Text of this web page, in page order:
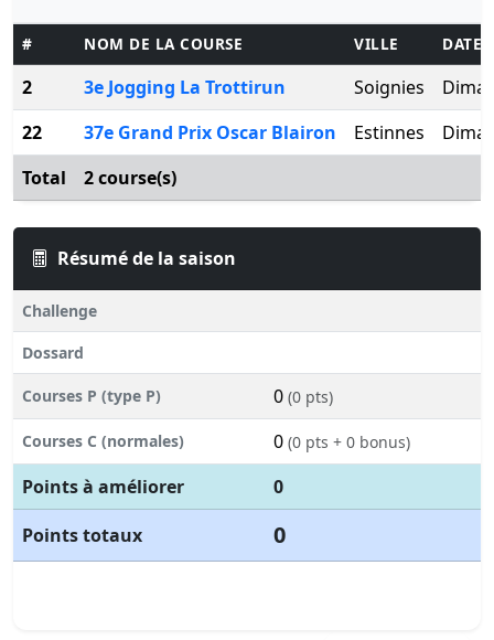
# NOM DE LA COURSE VILLE DATE
2 3e Jogging La Trottirun Soignies
22
37e Grand Prix Oscar Blairon Estinnes
Total
2 course(s)
Résumé de la saison
Challenge
Dossard
Courses P (type P) 0 (0 pts)
Courses C (normales) 0 (0 pts + 0 bonus)
Points à améliorer
0
Points totaux
0